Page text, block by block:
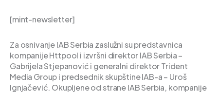
[mint-newsletter]
Za osnivanje IAB Serbia zaslužni su predstavnica
kompanije Httpool i izvršni direktor IAB Serbia –
Gabrijela Stjepanović i generalni direktor Trident
Media Group i predsednik skupštine IAB-a – Uroš
Ignjačević. Okupljene od strane IAB Serbia, kompanije